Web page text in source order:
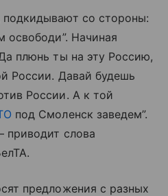
со стороны:
освободи”. Начиная
плюнь ты на эту Россию,
России. Давай будешь
России. А к той
под Смоленск заведем”.
приводит слова
предложения с разных